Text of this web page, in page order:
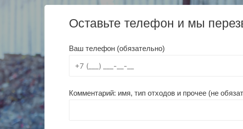
Оставьте телефон и мы
Ваш телефон (обязательно)
Комментарий: имя, тип отходов и прочее (не